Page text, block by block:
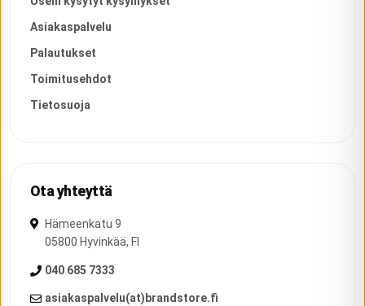
Asiakaspalvelu
Palautukset
Toimitusehdot
Tietosuoja
Ota yhteyttä
Hämeenkatu 9
05800 Hyvinkää, FI
040 685 7333
asiakaspalvelu(at)brandstore.fi